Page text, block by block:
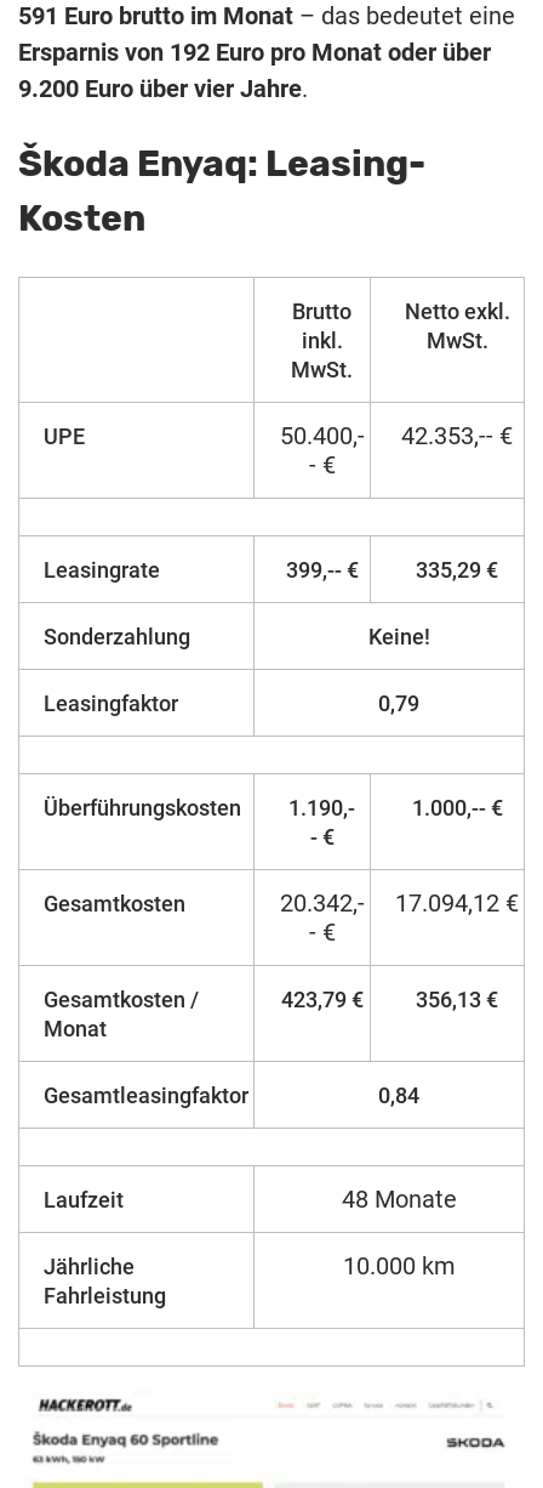
591 Euro brutto im Monat – das bedeutet eine
Ersparnis von 192 Euro pro Monat oder über
9.200 Euro über vier Jahre.
Škoda Enyaq: Leasing-
Kosten
Brutto
inkl.
MwSt.
Netto exkl.
MwSt.
UPE
50.400,-
- €
42.353,-- €
Leasingrate 399,-- € 335,29 €
Sonderzahlung Keine!
Leasingfaktor 0,79
Überführungskosten
1.190,-
- €
1.000,-- €
Gesamtkosten
20.342,-
- €
17.094,12 €
Gesamtkosten /
Monat
423,79 € 356,13 €
Gesamtleasingfaktor 0,84
Laufzeit 48 Monate
Jährliche
Fahrleistung
10.000 km